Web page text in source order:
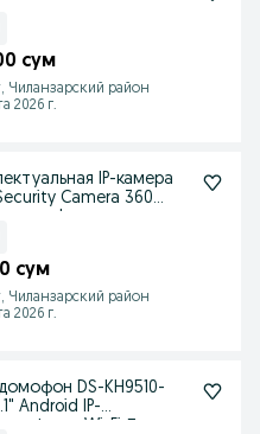
сум
Чиланзарский район
2026 г.
IP-камера
Camera 360
сум
Чиланзарский район
2026 г.
DS-KH9510-
Android IP-